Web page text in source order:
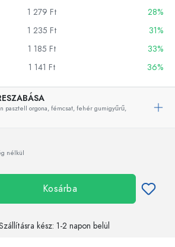
1 279 Ft
28%
1 235 Ft
31%
1 185 Ft
33%
1 141 Ft 36%
pasztell orgona, fémcsat, fehér gumigyűrű,
nélkül
Kosárba
kész: 1-2 napon belül